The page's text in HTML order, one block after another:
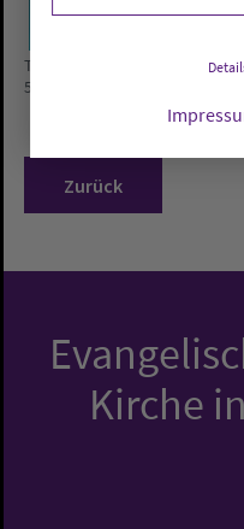
Tim Harms und Michael
55.
Zurück
Kirche